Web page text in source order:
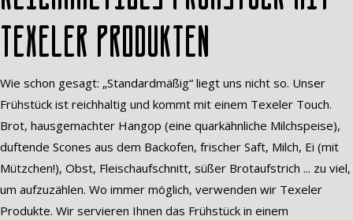
Texeler Produkten
Wie schon gesagt: „Standardmäßig“ liegt uns nicht so. Unser
Frühstück ist reichhaltig und kommt mit einem Texeler Touch.
Brot, hausgemachter Hangop (eine quarkähnliche Milchspeise),
duftende Scones aus dem Backofen, frischer Saft, Milch, Ei (mit
Mützchen!), Obst, Fleischaufschnitt, süßer Brotaufstrich ... zu viel,
um aufzuzählen. Wo immer möglich, verwenden wir Texeler
Produkte. Wir servieren Ihnen das Frühstück in einem